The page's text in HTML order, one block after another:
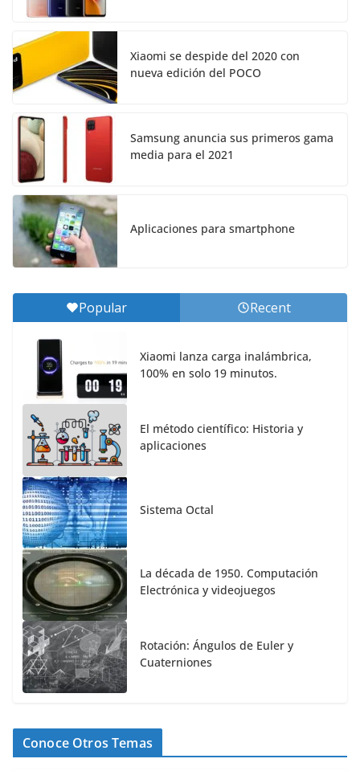
Xiaomi se despide del 2020 con
nueva edición del POCO
Samsung anuncia sus primeros gama
media para el 2021
Aplicaciones para smartphone
Popular Recent
Xiaomi lanza carga inalámbrica,
100% en solo 19 minutos.
El método científico: Historia y
aplicaciones
Sistema Octal
La década de 1950. Computación
Electrónica y videojuegos
Rotación: Ángulos de Euler y
Cuaterniones
Conoce Otros Temas